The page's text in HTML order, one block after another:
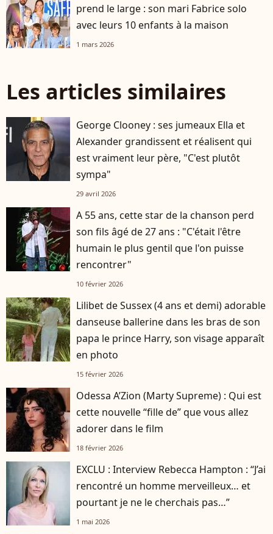
prend le large : son mari Fabrice solo
avec leurs 10 enfants à la maison
1 mars 2026
Les articles similaires
George Clooney : ses jumeaux Ella et
Alexander grandissent et réalisent qui
est vraiment leur père, "C'est plutôt
sympa"
29 avril 2026
A 55 ans, cette star de la chanson perd
son fils âgé de 27 ans : "C'était l'être
humain le plus gentil que l'on puisse
rencontrer"
10 février 2026
Lilibet de Sussex (4 ans et demi) adorable
danseuse ballerine dans les bras de son
papa le prince Harry, son visage apparaît
en photo
15 février 2026
Odessa A’Zion (Marty Supreme) : Qui est
cette nouvelle “fille de” que vous allez
adorer dans le film
18 février 2026
EXCLU : Interview Rebecca Hampton : “J’ai
rencontré un homme merveilleux… et
pourtant je ne le cherchais pas…”
1 mai 2026